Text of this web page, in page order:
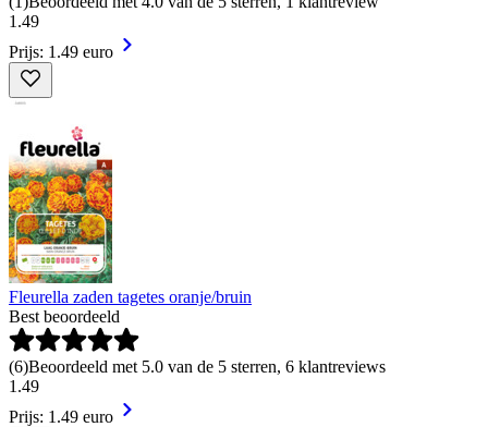
1 .49
Prijs: 1.49 euro
Fleurella zaden tagetes oranje/bruin
Best beoordeeld
(6)Beoordeeld met 5.0 van de 5 sterren, 6 klantreviews
1 .49
Prijs: 1.49 euro